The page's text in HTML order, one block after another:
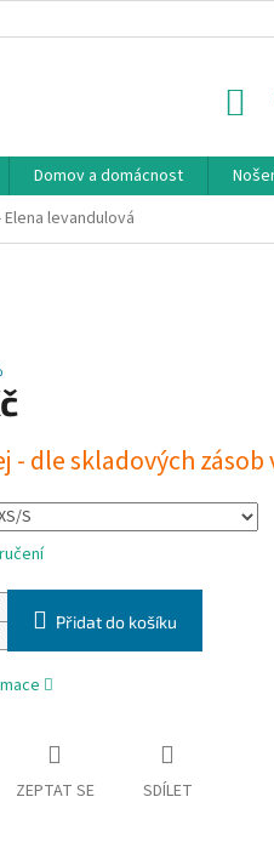
Domov a domácnost
levandulová
- dle skladových zásob
Přidat do košíku
ZEPTAT SE SDÍLET